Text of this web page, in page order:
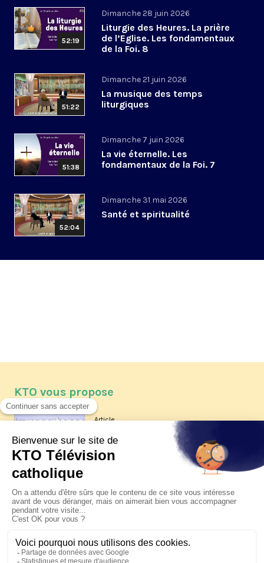
52:19
Dimanche 28 juin 2026
Liturgie des Heures. La prière
de l’Eglise. Les fondamentaux
de la Foi. 8
51:22
Dimanche 21 juin 2026
La musique des temps
liturgiques
51:38
Dimanche 7 juin 2026
La vie éternelle. Les
fondamentaux de la Foi. 7
52:04
Dimanche 31 mai 2026
Santé et spiritualité
KTO vous propose
Article
Les reportages d'été 2026 de KTO
La visite pastorale du pape Léon
XIV à Assise à suivre sur KTO le
jeudi 6 août
Le pape en Uruguay, Argentine et
Pérou du 6 au 17 novembre 2026